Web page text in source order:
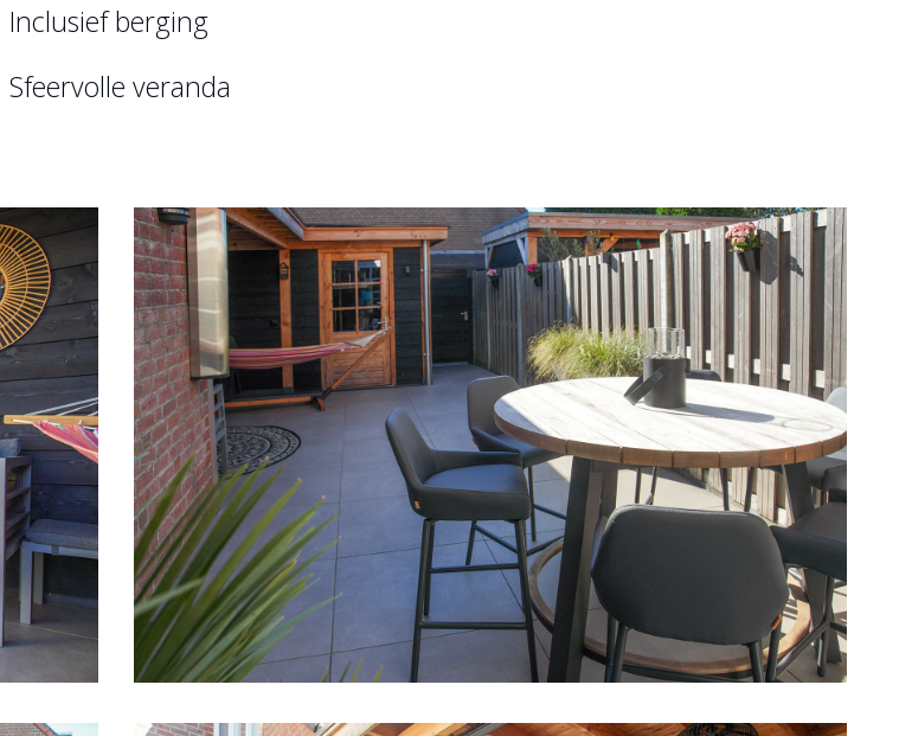
Inclusief berging
Sfeervolle veranda